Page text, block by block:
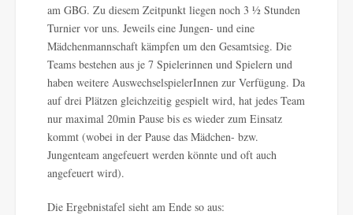
am GBG. Zu diesem Zeitpunkt liegen noch 3 ½ Stunden
Turnier vor uns. Jeweils eine Jungen- und eine
Mädchenmannschaft kämpfen um den Gesamtsieg. Die
Teams bestehen aus je 7 Spielerinnen und Spielern und
haben weitere AuswechselspielerInnen zur Verfügung. Da
auf drei Plätzen gleichzeitig gespielt wird, hat jedes Team
nur maximal 20min Pause bis es wieder zum Einsatz
kommt (wobei in der Pause das Mädchen- bzw.
Jungenteam angefeuert werden könnte und oft auch
angefeuert wird).
Die Ergebnistafel sieht am Ende so aus: